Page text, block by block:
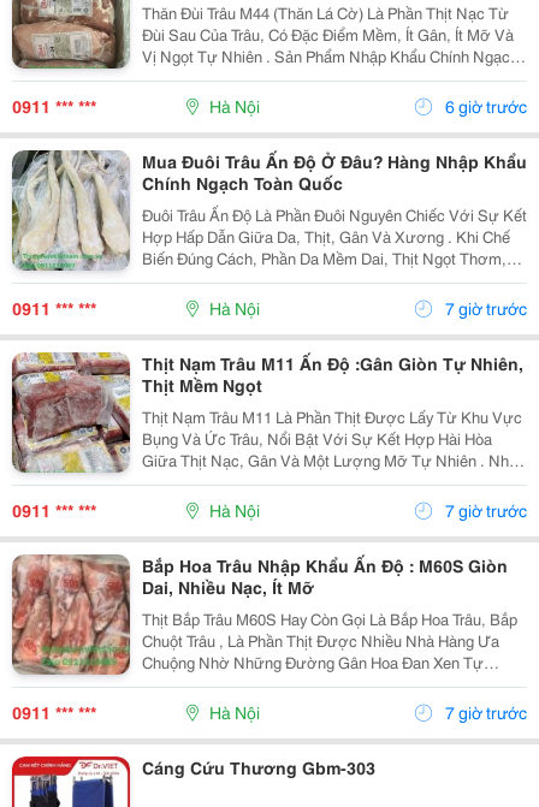
Thăn Đùi Trâu M44 (Thăn Lá Cờ) Là Phần Thịt Nạc Từ
Đùi Sau Của Trâu, Có Đặc Điểm Mềm, Ít Gân, Ít Mỡ Và
Vị Ngọt Tự Nhiên . Sản Phẩm Nhập Khẩu Chính Ngạch
Từ Ấn Độ, Cấp Đông Ở -18&Deg;C Đến -22&Deg;C ,
Phù Hợp Cho Nhà Hàng, Quán Ăn Và Bếp Công
Nghiệp....
0911 *** *** Hà Nội 6 giờ trước
Mua Đuôi Trâu Ấn Độ Ở Đâu? Hàng Nhập Khẩu
Chính Ngạch Toàn Quốc
Đuôi Trâu Ấn Độ Là Phần Đuôi Nguyên Chiếc Với Sự Kết
Hợp Hấp Dẫn Giữa Da, Thịt, Gân Và Xương . Khi Chế
Biến Đúng Cách, Phần Da Mềm Dai, Thịt Ngọt Thơm,
Gân Có Độ Giòn Sần Sật Và Nước Dùng Đậm Vị Tự
Nhiên. Sản Phẩm Được Nhập Khẩu Chính Ngạch Từ
0911 *** *** Hà Nội 7 giờ trước
Thịt Nạm Trâu M11 Ấn Độ :Gân Giòn Tự Nhiên,
Thịt Mềm Ngọt
Thịt Nạm Trâu M11 Là Phần Thịt Được Lấy Từ Khu Vực
Bụng Và Ức Trâu, Nổi Bật Với Sự Kết Hợp Hài Hòa
Giữa Thịt Nạc, Gân Và Một Lượng Mỡ Tự Nhiên . Nhờ
Vậy, Nạm Trâu Có Độ Mềm Ngọt Của Thịt, Xen Lẫn Độ
Giòn Dai Hấp Dẫn Của Gân, Khi Chế Biến Đậm Vị
Nhưng...
0911 *** *** Hà Nội 7 giờ trước
Bắp Hoa Trâu Nhập Khẩu Ấn Độ : M60S Giòn
Dai, Nhiều Nạc, Ít Mỡ
Thịt Bắp Trâu M60S Hay Còn Gọi Là Bắp Hoa Trâu, Bắp
Chuột Trâu , Là Phần Thịt Được Nhiều Nhà Hàng Ưa
Chuộng Nhờ Những Đường Gân Hoa Đan Xen Tự
Nhiên Trong Thớ Thịt . Khi Chế Biến, Phần Thịt Săn
Chắc, Ngọt Đậm, Kết Hợp Cùng Độ Giòn Dai Sần Sật
Của Gân...
0911 *** *** Hà Nội 7 giờ trước
Cáng Cứu Thương Gbm-303